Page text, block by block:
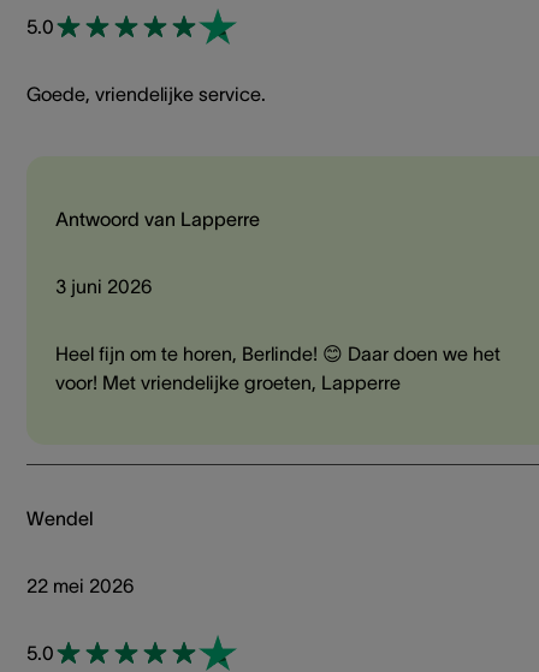
5.0
Goede, vriendelijke service.
Antwoord van Lapperre
3 juni 2026
Heel fijn om te horen, Berlinde! 😊 Daar doen we het
voor! Met vriendelijke groeten, Lapperre
Wendel
22 mei 2026
5.0